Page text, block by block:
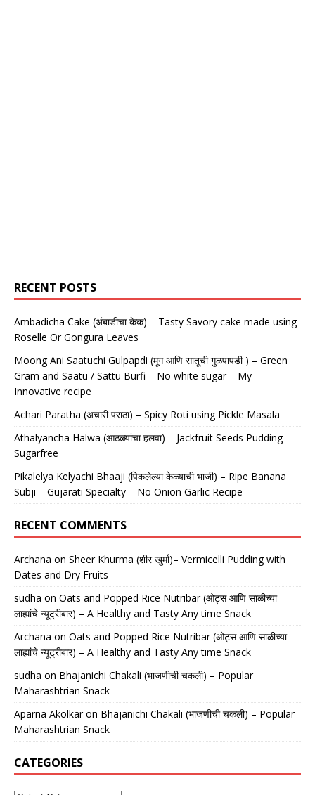
RECENT POSTS
Ambadicha Cake (अंबाडीचा केक) – Tasty Savory cake made using
Roselle Or Gongura Leaves
Moong Ani Saatuchi Gulpapdi (मूग आणि सातूची गुळपापडी ) – Green
Gram and Saatu / Sattu Burfi – No white sugar – My
Innovative recipe
Achari Paratha (अचारी पराठा) – Spicy Roti using Pickle Masala
Athalyancha Halwa (आठळ्यांचा हलवा) – Jackfruit Seeds Pudding –
Sugarfree
Pikalelya Kelyachi Bhaaji (पिकलेल्या केळ्याची भाजी) – Ripe Banana
Subji – Gujarati Specialty – No Onion Garlic Recipe
RECENT COMMENTS
Archana on Sheer Khurma (शीर खुर्मा)– Vermicelli Pudding with
Dates and Dry Fruits
sudha on Oats and Popped Rice Nutribar (ओट्स आणि साळीच्या
लाह्यांचे न्यूट्रीबार) – A Healthy and Tasty Any time Snack
Archana on Oats and Popped Rice Nutribar (ओट्स आणि साळीच्या
लाह्यांचे न्यूट्रीबार) – A Healthy and Tasty Any time Snack
sudha on Bhajanichi Chakali (भाजणीची चकली) – Popular
Maharashtrian Snack
Aparna Akolkaron Bhajanichi Chakali (भाजणीची चकली) – Popular
Maharashtrian Snack
CATEGORIES